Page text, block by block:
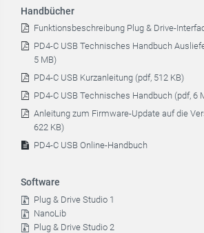
Handbücher
Funktionsbeschreibung Plug & Drive-
PD4-C USB Technisches Handbuch
5 MB)
PD4-C USB Kurzanleitung (pdf, 512 KB)
PD4-C USB Technisches Handbuch (pdf, 6
Anleitung zum Firmware-Update auf die
622 KB)
PD4-C USB Online-Handbuch
Software
Plug & Drive Studio 1
NanoLib
Plug & Drive Studio 2